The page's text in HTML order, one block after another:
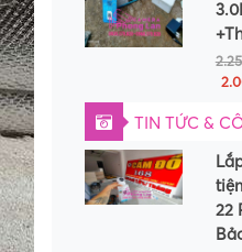
TIN TỨC &
22